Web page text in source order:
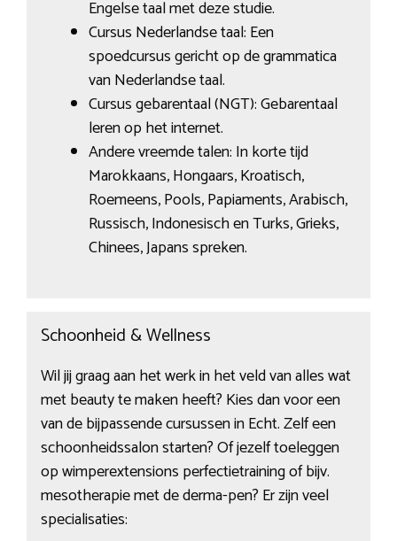
Engelse taal met deze studie.
Cursus Nederlandse taal: Een
spoedcursus gericht op de grammatica
van Nederlandse taal.
Cursus gebarentaal (NGT): Gebarentaal
leren op het internet.
Andere vreemde talen: In korte tijd
Marokkaans, Hongaars, Kroatisch,
Roemeens, Pools, Papiaments, Arabisch,
Russisch, Indonesisch en Turks, Grieks,
Chinees, Japans spreken.
Schoonheid & Wellness
Wil jij graag aan het werk in het veld van alles wat
met beauty te maken heeft? Kies dan voor een
van de bijpassende cursussen in Echt. Zelf een
schoonheidssalon starten? Of jezelf toeleggen
op wimperextensions perfectietraining of bijv.
mesotherapie met de derma-pen? Er zijn veel
specialisaties: